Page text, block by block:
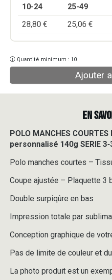
10-24
25-49
28,80 € 25,06 €
Quantité minimum : 10
Ajouter
EN
POLO MANCHES
personnalisé 140g SERIE 3-
Polo manches courtes –
Coupe ajustée – Plaquette 3
Double surpiqûre en bas
Impression totale par
Conception graphique de
Pas de limite de couleur et
La photo produit est un